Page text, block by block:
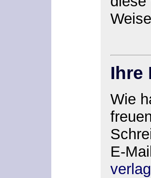
Ihre
Wie
E-